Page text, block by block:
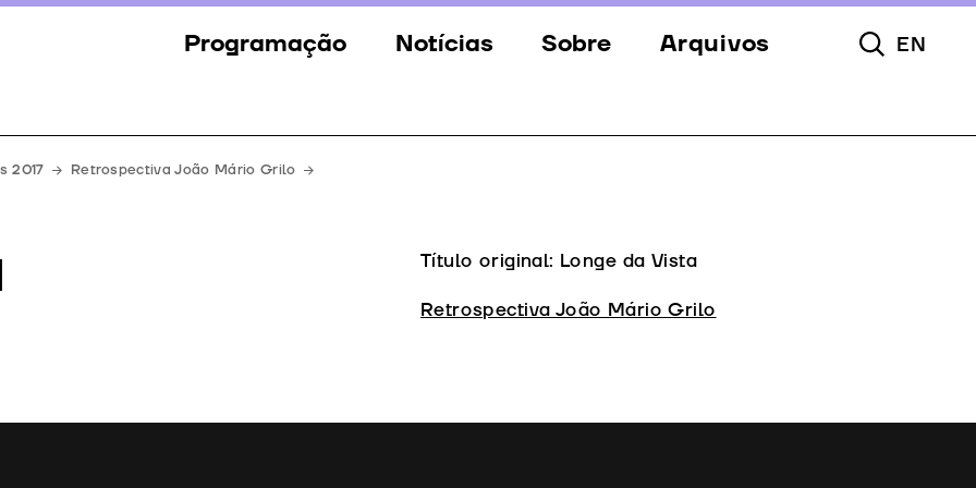
Programação
Eventos
Notícias Sobre
Equipa
Downloads
Arquivos Pesquisar
EN
2017 Retrospectiva João Mário Grilo
Título original: Longe da Vista
Retrospectiva João Mário Grilo